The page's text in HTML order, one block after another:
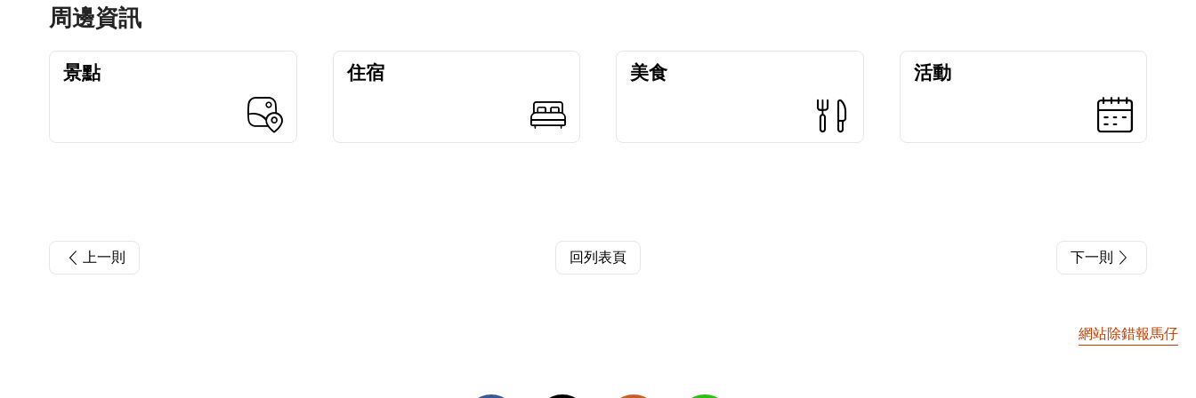
周邊資訊
景點 住宿 美食 活動
上一則 回列表頁 下一則
網站除錯報馬仔